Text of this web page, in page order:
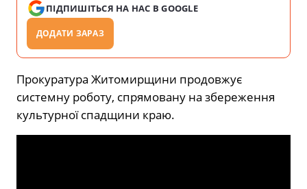
ПІДПИШІТЬСЯ НА НАС В GOOGLE
ДОДАТИ ЗАРАЗ
Прокуратура Житомирщини продовжує
системну роботу, спрямовану на збереження
культурної спадщини краю.